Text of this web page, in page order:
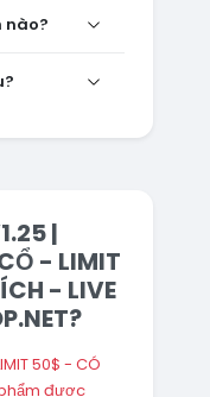
nào?
|
- LIMIT
- LIVE
50$ - CÓ
phẩm được